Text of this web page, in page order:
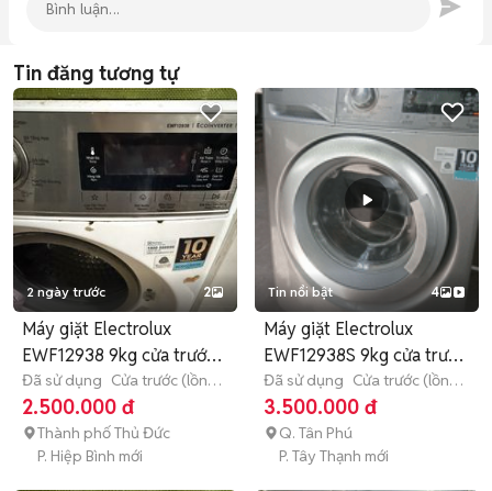
Tin đăng tương tự
2 ngày trước 2
Máy giặt Electrolux
EWF12938 9kg cửa trước
Trắng
Đã sử dụng Cửa trước (lồng
ngang) 9 - 9.9 kg
2.500.000 đ
Thành phố Thủ Đức
P. Hiệp Bình mới
Tin nổi bật 4
Máy giặt Electrolux
EWF12938S 9kg cửa trước
Bạc
Đã sử dụng Cửa trước (lồng
ngang) 9 - 9.9 kg
3.500.000 đ
Q. Tân Phú
P. Tây Thạnh mới